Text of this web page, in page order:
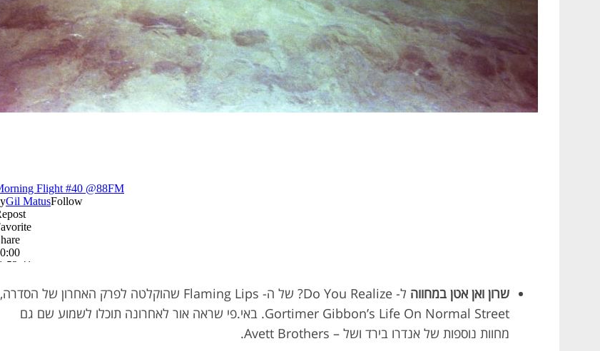
שרון ואן אטן במחווה
ל- Do You Realize? של ה- Flaming Lips שהוקלטה לפרק האחרון של הסדרה,
Gortimer Gibbon’s Life On Normal Street. באי.פי שראה אור לאחרונה תוכלו לשמוע שם גם
מחוות נוספות של אנדרו בירד ושל – Avett Brothers.